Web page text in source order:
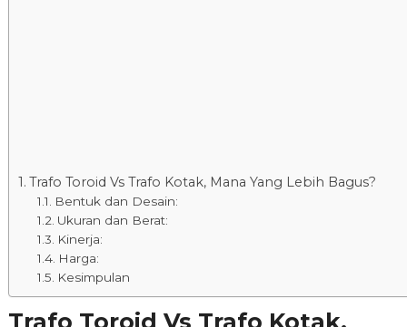
Trafo Toroid Vs Trafo Kotak, Mana Yang Lebih Bagus?
Bentuk dan Desain:
Ukuran dan Berat:
Kinerja:
Harga:
Kesimpulan
Trafo Toroid Vs Trafo Kotak,